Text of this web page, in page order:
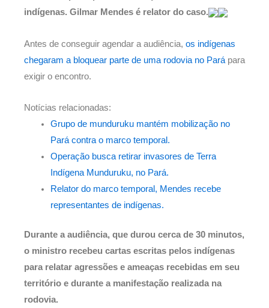
indígenas. Gilmar Mendes é relator do caso.
Antes de conseguir agendar a audiência, os indígenas
chegaram a bloquear parte de uma rodovia no Pará para
exigir o encontro.
Notícias relacionadas:
Grupo de munduruku mantém mobilização no
Pará contra o marco temporal.
Operação busca retirar invasores de Terra
Indígena Munduruku, no Pará.
Relator do marco temporal, Mendes recebe
representantes de indígenas.
Durante a audiência, que durou cerca de 30 minutos,
o ministro recebeu cartas escritas pelos indígenas
para relatar agressões e ameaças recebidas em seu
território e durante a manifestação realizada na
rodovia.